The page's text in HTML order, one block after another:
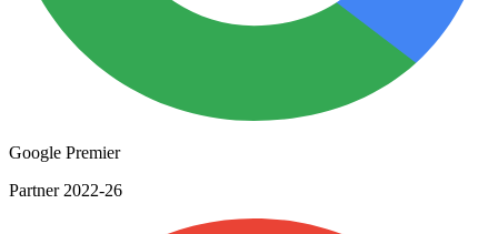
Google Premier
Partner 2022-26